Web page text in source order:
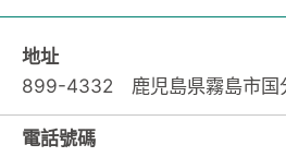
地址
899-4332 鹿児島県霧島市国
電話號碼